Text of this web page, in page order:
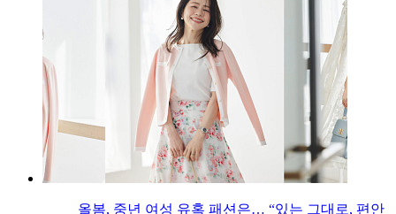
올봄, 중년 여성 유혹 패션은… “있는 그대로, 편안